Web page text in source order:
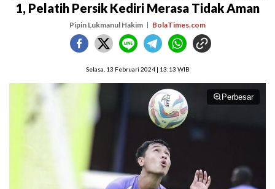
1, Pelatih Persik Kediri Merasa Tidak Aman
Pipin Lukmanul Hakim BolaTimes.com
Selasa, 13 Februari 2024 | 13:13 WIB
Perbesar